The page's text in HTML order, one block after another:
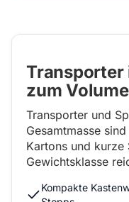
Transporter
zum
Transporter und
Gesamtmasse
Kartons und kurze
Gewichtsklasse
Kompakte